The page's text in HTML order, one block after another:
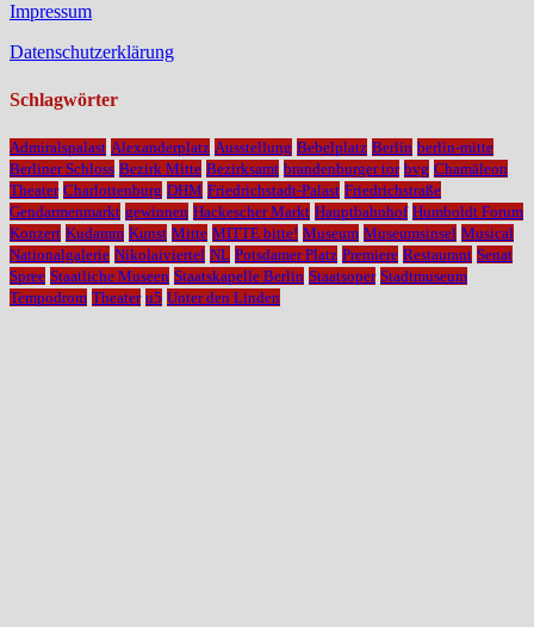
Impressum
Datenschutzerklärung
Schlagwörter
Admiralspalast Alexanderplatz Ausstellung Bebelplatz Berlin berlin-mitte
Berliner Schloss Bezirk Mitte Bezirksamt brandenburger tor bvg Chamäleon
Theater Charlottenburg DHM Friedrichstadt-Palast Friedrichstraße
Gendarmenmarkt gewinnen Hackescher Markt Hauptbahnhof Humboldt Forum
Konzert Kudamm Kunst Mitte MITTE bitte! Museum Museumsinsel Musical
Nationalgalerie Nikolaiviertel NL Potsdamer Platz Premiere Restaurant Senat
Spree Staatliche Museen Staatskapelle Berlin Staatsoper Stadtmuseum
Tempodrom Theater u5 Unter den Linden